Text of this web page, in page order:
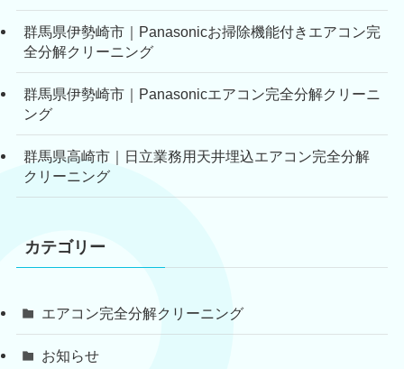
群馬県伊勢崎市｜Panasonicお掃除機能付きエアコン完
全分解クリーニング
群馬県伊勢崎市｜Panasonicエアコン完全分解クリーニ
ング
群馬県高崎市｜日立業務用天井埋込エアコン完全分解
クリーニング
カテゴリー
エアコン完全分解クリーニング
お知らせ